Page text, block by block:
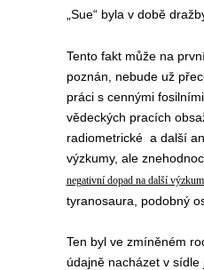
„Sue“ byla v době
Tento fakt může na
poznán, nebude už
práci s cennými
vědeckých pracích
radiometrické a další
výzkumy, ale
negativní dopad na další
tyranosaura, podobný
Ten byl ve zmíněném
údajně nacházet v